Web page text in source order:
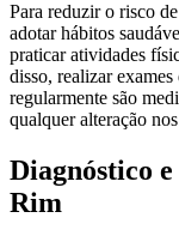
Para reduzir o risco
adotar hábitos
praticar atividades
disso, realizar
regularmente são
qualquer alteração
Diagnóstico
Rim